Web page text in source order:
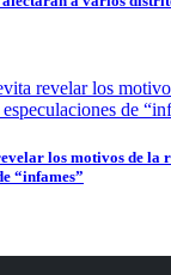
los motivos de la
“infames”